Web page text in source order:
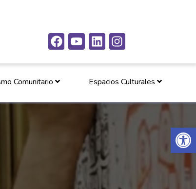
Abrir
Comunitario Espacios Culturales